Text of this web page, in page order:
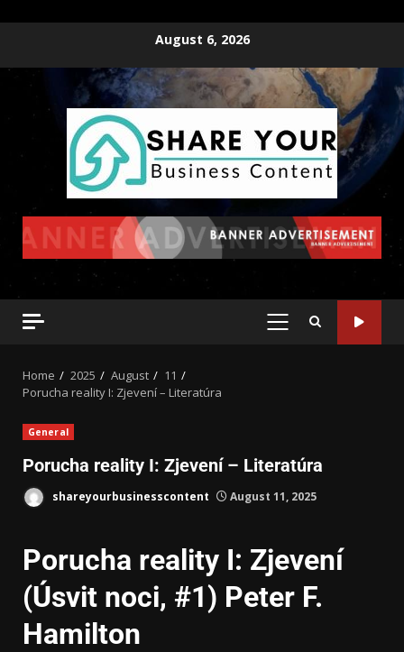
August 6, 2026
Home 2025 August
11
Porucha reality I: Zjevení – Literatúra
General
Porucha reality I: Zjevení – Literatúra
shareyourbusinesscontent August 11, 2025
Porucha reality I: Zjevení
(Úsvit noci, #1) Peter F.
Hamilton